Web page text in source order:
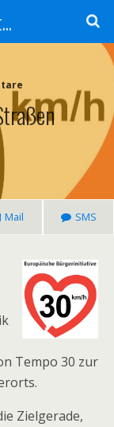
Mail SMS
Tempo 30 zur
Zielgerade,